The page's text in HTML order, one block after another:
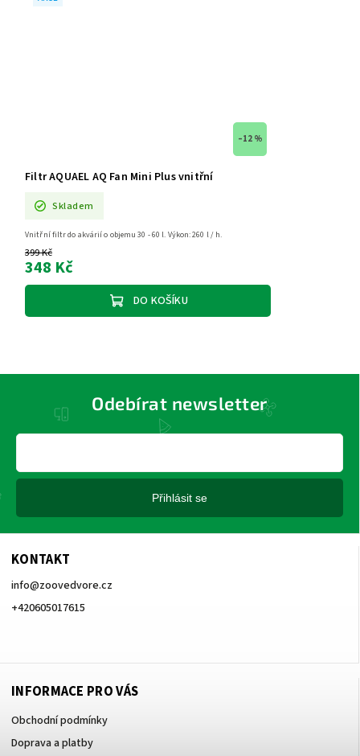
–12 %
Filtr AQUAEL AQ Fan Mini Plus vnitřní
Skladem
399 Kč
348 Kč
DO KOŠÍKU
Vnitřní filtr do akvárií o objemu 30 - 60 l. Výkon: 260 l / h.
KONTAKT
info@zoovedvore.cz
+420605017615
INFORMACE PRO VÁS
Obchodní podmínky
Doprava a platby
Odebírat newsletter
Přihlásit se